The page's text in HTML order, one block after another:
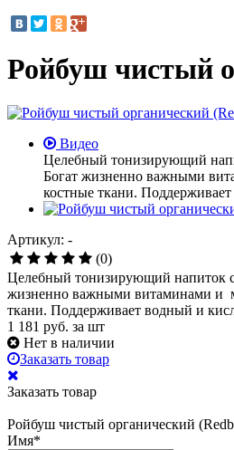
Ройбуш чистый
Видео
Целебный тонизирующий
Богат жизненно важными
костные ткани.
Артикул: -
(0)
Целебный тонизирующий напиток с
жизненно важными витаминами и
ткани. Поддерживает водный и
1 181 руб. за шт
Нет в наличии
Заказать товар
Заказать товар
Ройбуш чистый органический
Имя*